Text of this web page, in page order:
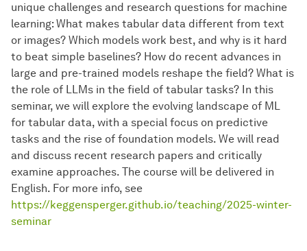
unique challenges and research questions for machine
learning: What makes tabular data different from text
or images? Which models work best, and why is it hard
to beat simple baselines? How do recent advances in
large and pre-trained models reshape the field? What is
the role of LLMs in the field of tabular tasks? In this
seminar, we will explore the evolving landscape of ML
for tabular data, with a special focus on predictive
tasks and the rise of foundation models. We will read
and discuss recent research papers and critically
examine approaches. The course will be delivered in
English. For more info, see
https://keggensperger.github.io/teaching/2025-winter-
seminar